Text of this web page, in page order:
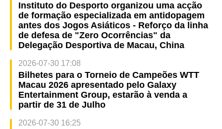
Instituto do Desporto organizou uma acção
de formação especializada em antidopagem
antes dos Jogos Asiáticos - Reforço da linha
de defesa de "Zero Ocorrências" da
Delegação Desportiva de Macau, China
2026-07-30 17:08
Bilhetes para o Torneio de Campeões WTT
Macau 2026 apresentado pelo Galaxy
Entertainment Group, estarão à venda a
partir de 31 de Julho
2026-07-30 16:25